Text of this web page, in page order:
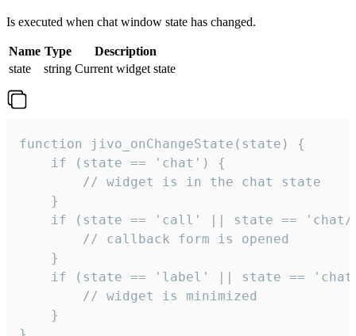
Is executed when chat window state has changed.
Name Type
Description
state
string Current widget state
function jivo_onChangeState(state) {
    if (state == 'chat') {
        // widget is in the chat state
    }
if (state == 'call' || state ==
        // callback form is opened
    }
if (state == 'label' || state ==
        // widget is minimized
    }